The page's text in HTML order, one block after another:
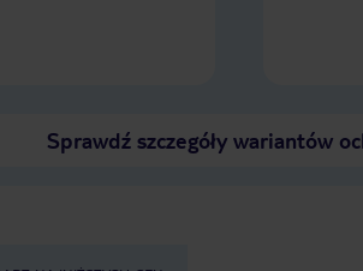
Sprawdź szczegóły wariantów